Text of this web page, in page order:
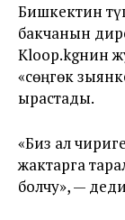
Бишкектин
бакчанын
Kloop.kgнин
«сөңгөк
ырастады.
«Биз ал
жактарга
болчу», —